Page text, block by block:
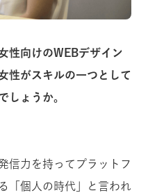
性向けのWEBデザイン
性がスキルの一つとして
しょうか。
信力を持ってプラットフ
「個人の時代」と言われ